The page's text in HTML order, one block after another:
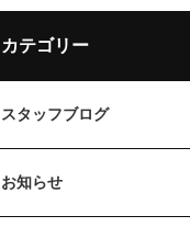
カテゴリー
スタッフブログ
お知らせ